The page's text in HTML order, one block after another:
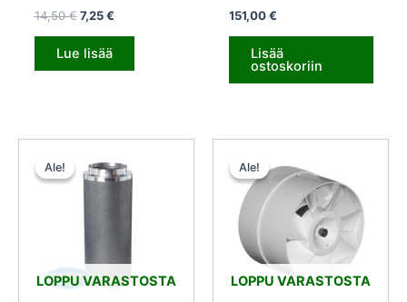
14,50€ 7,25€
Lue lisää
151,00€
Lisää
ostoskoriin
Ale!
LOPPU VARASTOSTA
Ale!
hinta
oli:
Ale!
LOPPU VARASTOSTA
Ale!
oli:
15,50 €.
on:
14,72 €.